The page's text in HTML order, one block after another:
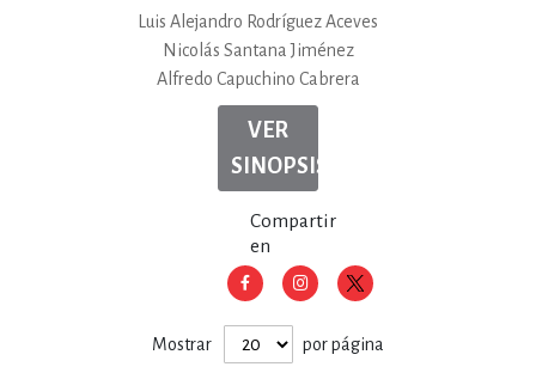
Luis Alejandro Rodríguez Aceves
Nicolás Santana Jiménez
Alfredo Capuchino Cabrera
VER
SINOPSIS
Compartir
en
Mostrar por página